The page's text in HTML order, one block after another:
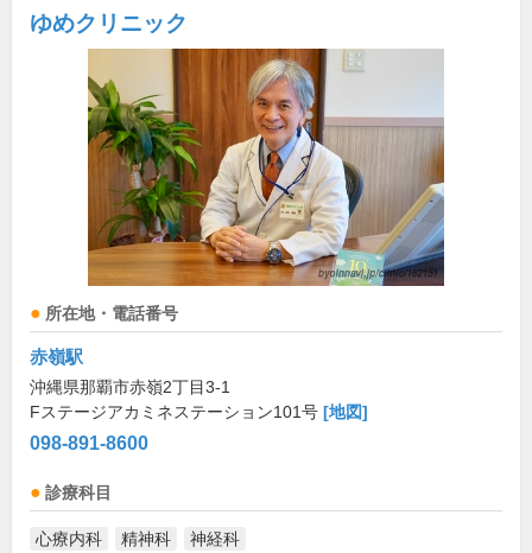
ゆめクリニック
所在地・電話番号
赤嶺駅
沖縄県那覇市赤嶺2丁目3-1
Fステージアカミネステーション101号 [地図]
098-891-8600
診療科目
心療内科 精神科 神経科